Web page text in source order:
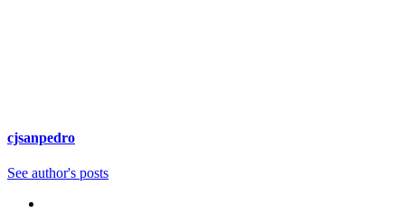
cjsanpedro
See author's posts